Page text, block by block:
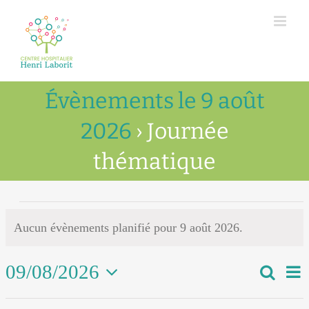
Évènements le 9 août
2026 › Journée
thématique
9
août
Aucun évènements planifié pour 9 août 2026.
Jour
09/08/2026
Sélectionnez